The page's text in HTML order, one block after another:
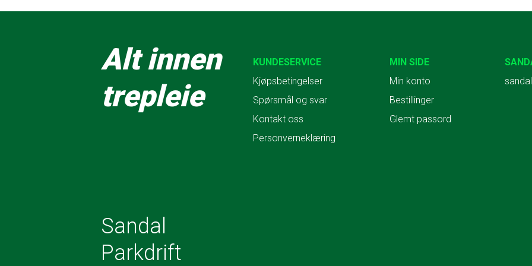
Alt innen
trepleie
KUNDESERVICE
Kjøpsbetingelser
Spørsmål og svar
Kontakt oss
Personverneklæring
MIN SIDE
Min konto
Bestillinger
Glemt passord
Sandal
Parkdrift